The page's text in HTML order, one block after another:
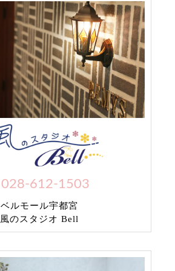
028-612-1503
ベルモール宇都宮
風のスタジオ Bell